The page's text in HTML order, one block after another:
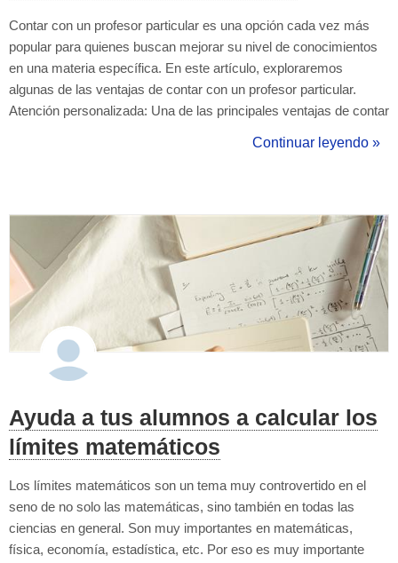
Contar con un profesor particular es una opción cada vez más
popular para quienes buscan mejorar su nivel de conocimientos
en una materia específica. En este artículo, exploraremos
algunas de las ventajas de contar con un profesor particular.
Atención personalizada: Una de las principales ventajas de contar
recibe. El profesor puede adaptar su estilo de enseñanza a las
Continuar leyendo »
Ayuda a tus alumnos a calcular los
límites matemáticos
Los límites matemáticos son un tema muy controvertido en el
seno de no solo las matemáticas, sino también en todas las
ciencias en general. Son muy importantes en matemáticas,
física, economía, estadística, etc. Por eso es muy importante